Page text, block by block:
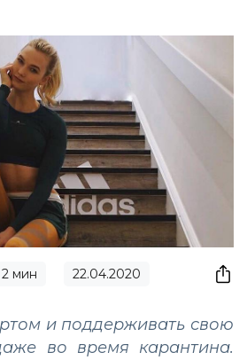
2 мин 22.04.2020
и поддерживать свою
во время карантина.